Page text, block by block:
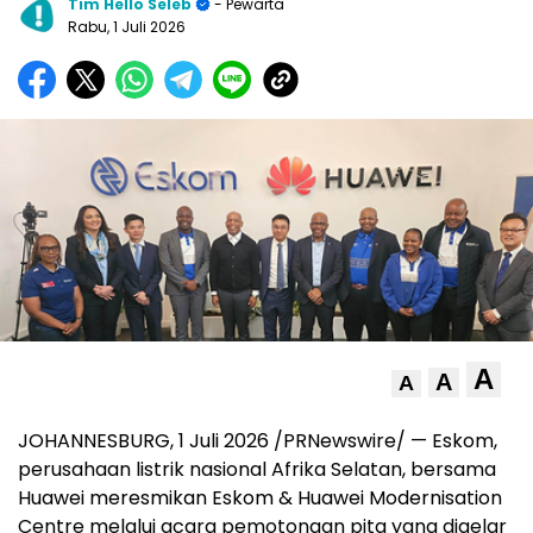
Rabu, 1 Juli 2026
A A A
JOHANNESBURG, 1 Juli 2026 /PRNewswire/ — Eskom,
perusahaan listrik nasional Afrika Selatan, bersama
Huawei meresmikan Eskom & Huawei Modernisation
Centre melalui acara pemotongan pita yang digelar